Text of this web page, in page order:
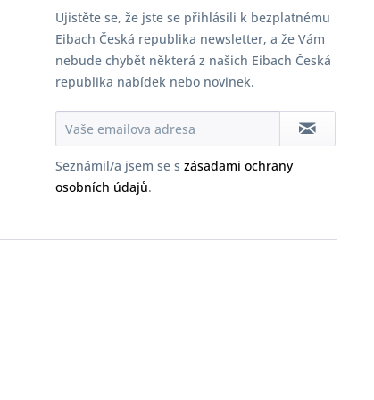
Ujistěte se, že jste se přihlásili k bezplatnému
Eibach Česká republika newsletter, a že Vám
nebude chybět některá z našich Eibach Česká
republika nabídek nebo novinek.
Seznámil/a jsem se s zásadami ochrany
osobních údajů.